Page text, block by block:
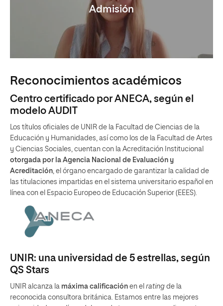
Admisión
Reconocimientos académicos
Centro certificado por ANECA, según el
modelo AUDIT
Los títulos oficiales de UNIR de la Facultad de Ciencias de la
Educación y Humanidades, así como los de la Facultad de Artes
y Ciencias Sociales, cuentan con la Acreditación Institucional
otorgada por la Agencia Nacional de Evaluación y
Acreditación, el órgano encargado de garantizar la calidad de
las titulaciones impartidas en el sistema universitario español en
línea con el Espacio Europeo de Educación Superior (EEES).
UNIR: una universidad de 5 estrellas, según
QS Stars
UNIR alcanza la máxima calificación en el rating de la
reconocida consultora británica. Estamos entre las mejores